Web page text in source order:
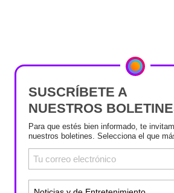
SUSCRÍBETE A
NUESTROS
Para que estés bien informado, te
nuestros boletines. Selecciona el que